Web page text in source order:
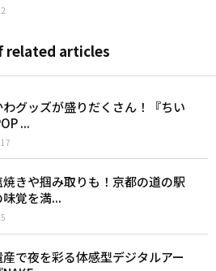
related articles
わグッズが盛りだくさん！『ちい
...
きや掴み取りも！京都の道の駅
覚を満...
で夜を彩る体感型デジタルアー